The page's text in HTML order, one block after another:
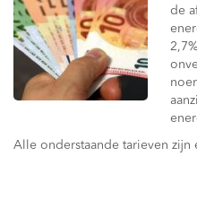
de
Alle onderstaande tarieven zijn